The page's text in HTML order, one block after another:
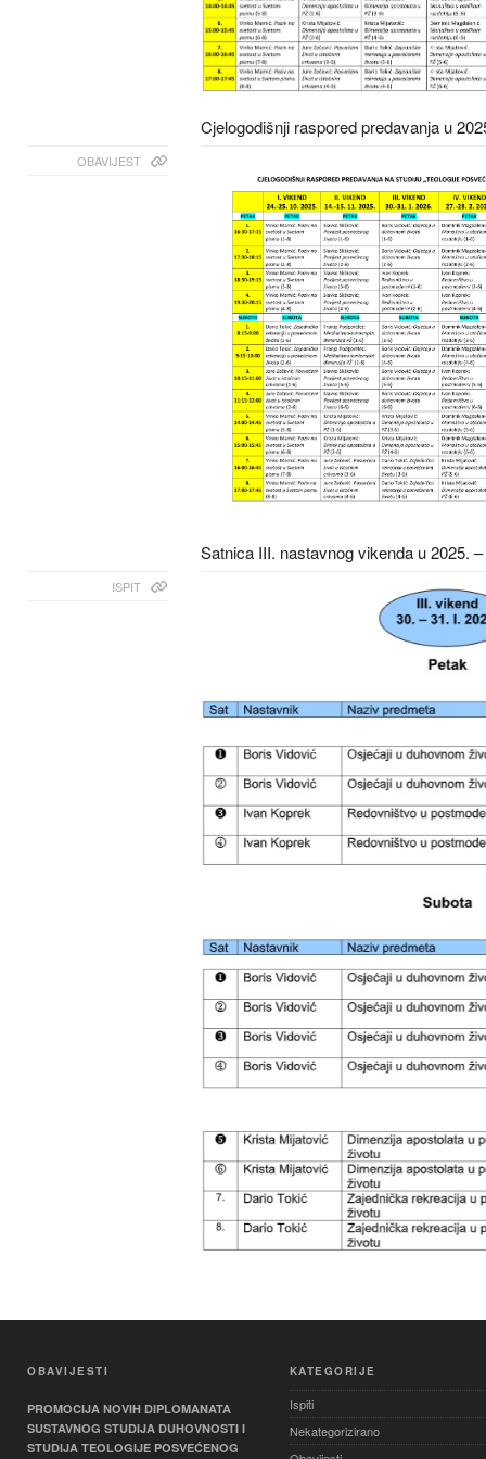
Cjelogodišnji raspored predavanja u
OBAVIJEST
Satnica III. nastavnog vikenda u 2025.
ISPIT
OBAVIJESTI
PROMOCIJA NOVIH DIPLOMANATA
SUSTAVNOG STUDIJA DUHOVNOSTI I
STUDIJA TEOLOGIJE POSVEĆENOG
KATEGORIJE
Ispiti
Nekategorizirano